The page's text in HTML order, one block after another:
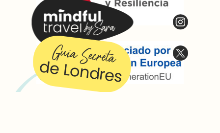
Guia Secreta
de Londres